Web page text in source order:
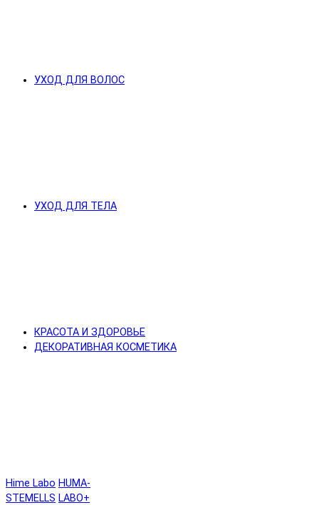
УХОД ДЛЯ ВОЛОС
УХОД ДЛЯ ТЕЛА
КРАСОТА И ЗДОРОВЬЕ
ДЕКОРАТИВНАЯ КОСМЕТИКА
Hime Labo HUMA-
STEMELLS LABO+